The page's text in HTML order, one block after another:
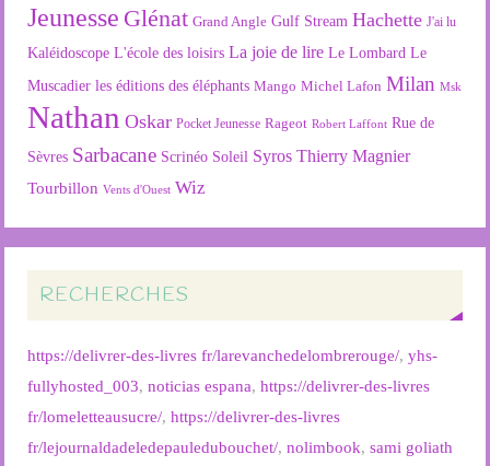
Jeunesse Glénat Grand Angle Gulf Stream Hachette J'ai lu
Kaléidoscope L'école des loisirs La joie de lire Le Lombard Le
Muscadier les éditions des éléphants Mango Michel Lafon Milan Msk
Nathan Oskar Pocket Jeunesse Rageot Robert Laffont Rue de
Sèvres Sarbacane Scrinéo Soleil Syros Thierry Magnier
Tourbillon Vents d'Ouest Wiz
RECHERCHES
https://delivrer-des-livres fr/larevanchedelombrerouge/,yhs-
fullyhosted_003,noticias espana,https://delivrer-des-livres
fr/lomeletteausucre/,https://delivrer-des-livres
fr/lejournaldadeledepauledubouchet/,nolimbook,sami goliath